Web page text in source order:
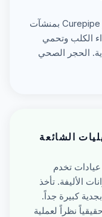
تتمتع Port Louis و Quatre Bornes و Curepipe بمنشآت
الكلب وتحمي
الحجر الصحي
الشائعة
تخدم
الأليفة. تأخذ
كبيرة جداً.
نظراً لعملية